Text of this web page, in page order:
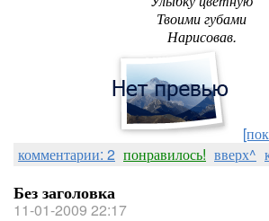
Твоими губами
Нарисовав.
комментарии: 2 понравилось! вверх^
Без заголовка
11-01-2009 22:17